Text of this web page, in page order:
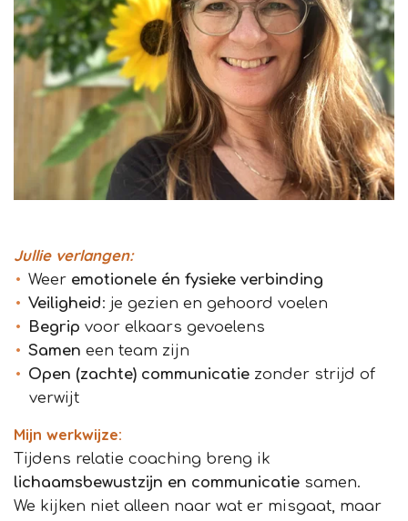
Jullie verlangen:
Weer emotionele én fysieke verbinding
Veiligheid: je gezien en gehoord voelen
Begrip voor elkaars gevoelens
Samen een team zijn
Open (zachte) communicatie zonder strijd of
verwijt
Mijn werkwijze:
Tijdens relatie coaching breng ik
lichaamsbewustzijn en communicatie samen.
We kijken niet alleen naar wat er misgaat, maar